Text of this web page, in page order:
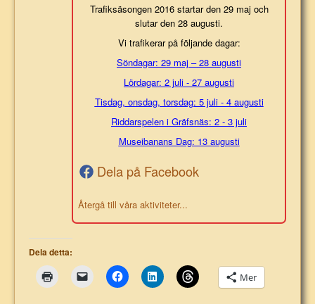
Trafiksäsongen 2016 startar den 29 maj och
slutar den 28 augusti.
Vi trafikerar på följande dagar:
Söndagar: 29 maj – 28 augusti
Lördagar: 2 juli - 27 augusti
Tisdag, onsdag, torsdag: 5 juli - 4 augusti
Riddarspelen i Gräfsnäs: 2 - 3 juli
Museibanans Dag: 13 augusti
Dela på Facebook
Återgå till våra aktiviteter...
Dela detta:
Mer